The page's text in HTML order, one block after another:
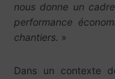
nous donne un
performance
chantiers. »
Dans un contexte